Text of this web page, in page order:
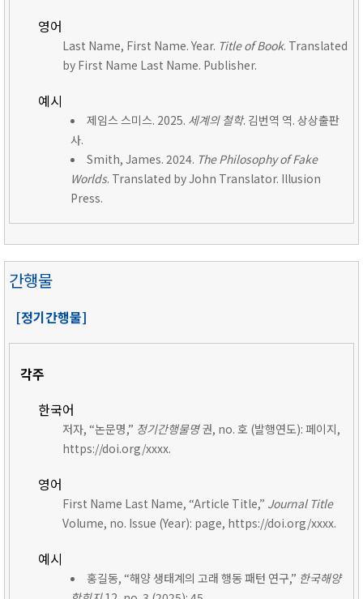
영어
Last Name, First Name. Year. Title of Book. Translated
by First Name Last Name. Publisher.
예시
제임스 스미스. 2025. 세계의 철학. 김번역 역. 상상출판
사.
Smith, James. 2024. The Philosophy of Fake
Worlds. Translated by John Translator. Illusion
Press.
간행물
[정기간행물]
각주
한국어
저자, “논문명,” 정기간행물명권, no. 호 (발행연도): 페이지,
https://doi.org/xxxx.
영어
First Name Last Name, “Article Title,” Journal Title
Volume, no. Issue (Year): page, https://doi.org/xxxx.
예시
홍길동, “해양 생태계의 고래 행동 패턴 연구,” 한국해양